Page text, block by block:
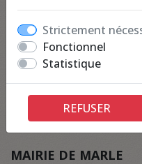
Strictement
Fonctionnel
Statistique
REFUSER
MAIRIE DE MARLE